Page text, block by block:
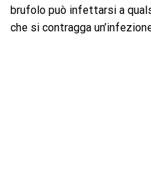
brufolo può infettarsi a
che si contragga